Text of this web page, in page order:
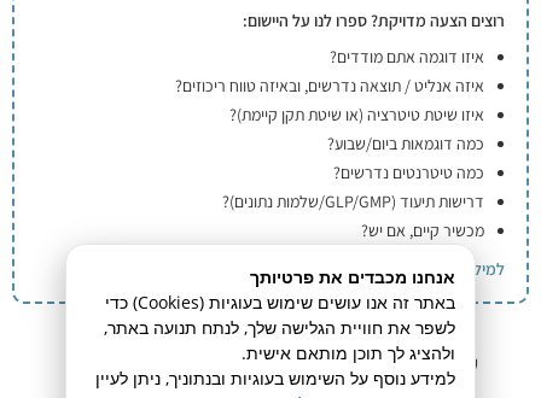
רוצים הצעה מדויקת? ספרו לנו על היישום:
איזו דוגמה אתם מודדים?
איזה אנליט / תוצאה נדרשים, ובאיזה טווח ריכוזים?
איזו שיטת טיטרציה (או שיטת תקן קיימת)?
כמה דוגמאות ביום/שבוע?
כמה טיטרנטים נדרשים?
דרישות תיעוד (GLP/GMP/שלמות נתונים)?
מכשיר קיים, אם יש?
למילוי פרטים וקבלת ייעוץ ←
שאלות ותשובות — בחירת טיטרטור אוטומטי
אנחנו מכבדים את פרטיותך
באתר זה אנו עושים שימוש בעוגיות (Cookies) כדי
לשפר את חוויית הגלישה שלך, לנתח תנועה באתר,
ולהציג לך תוכן מותאם אישית.
למידע נוסף על השימוש בעוגיות ובנתוניך, ניתן לעיין